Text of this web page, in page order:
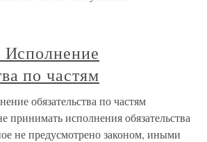
Исполнение
по частям
обязательства по частям
принимать исполнения обязательства
не предусмотрено законом, иными